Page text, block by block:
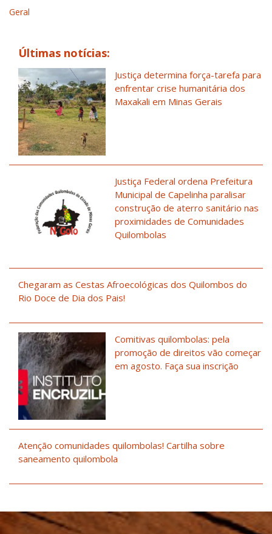
Geral
Últimas notícias:
Justiça determina força-tarefa para
enfrentar crise humanitária dos
Maxakali em Minas Gerais
Justiça Federal ordena Prefeitura
Municipal de Capelinha paralisar
construção de aterro sanitário nas
proximidades de Comunidades
Quilombolas
Chegaram as Cestas Afroecológicas dos Quilombos do
Rio Doce de Dia dos Pais!
Comitivas quilombolas: pela
promoção de direitos vão começar
em agosto. Faça sua inscrição
Atenção comunidades quilombolas! Cartilha sobre
saneamento quilombola